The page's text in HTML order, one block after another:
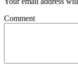
Comment